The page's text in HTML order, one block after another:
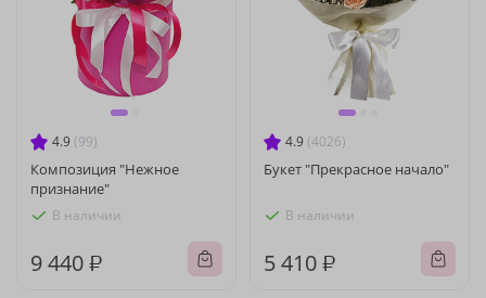
4.9 (99)
Композиция "Нежное
признание"
В наличии
9 440 ₽
4.9 (4026)
Букет "Прекрасное начало"
В наличии
5 410 ₽